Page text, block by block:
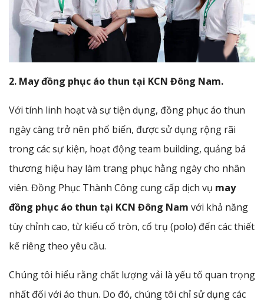
2. May đồng phục áo thun tại KCN Đông Nam.
Với tính linh hoạt và sự tiện dụng, đồng phục áo thun
ngày càng trở nên phổ biến, được sử dụng rộng rãi
trong các sự kiện, hoạt động team building, quảng bá
thương hiệu hay làm trang phục hằng ngày cho nhân
viên. Đồng Phục Thành Công cung cấp dịch vụ may
đồng phục áo thun tại KCN Đông Nam với khả năng
tùy chỉnh cao, từ kiểu cổ tròn, cổ trụ (polo) đến các thiết
kế riêng theo yêu cầu.
Chúng tôi hiểu rằng chất lượng vải là yếu tố quan trọng
nhất đối với áo thun. Do đó, chúng tôi chỉ sử dụng các